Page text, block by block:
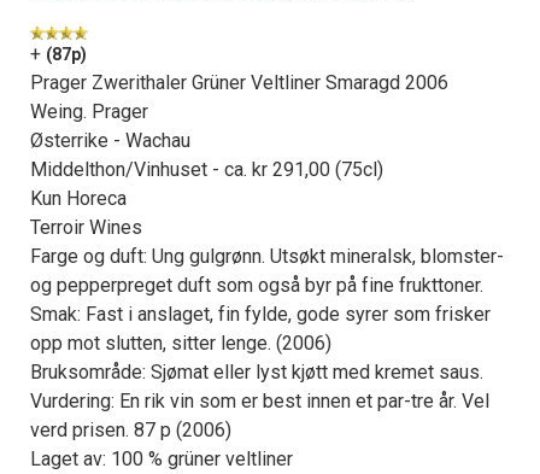
+ (87p)
Prager Zwerithaler Grüner Veltliner Smaragd 2006
Weing. Prager
Østerrike - Wachau
Middelthon/Vinhuset - ca. kr 291,00 (75cl)
Kun Horeca
Terroir Wines
Farge og duft: Ung gulgrønn. Utsøkt mineralsk, blomster-
og pepperpreget duft som også byr på fine frukttoner.
Smak: Fast i anslaget, fin fylde, gode syrer som frisker
opp mot slutten, sitter lenge. (2006)
Bruksområde: Sjømat eller lyst kjøtt med kremet saus.
Vurdering: En rik vin som er best innen et par-tre år. Vel
verd prisen. 87 p (2006)
Laget av: 100 % grüner veltliner